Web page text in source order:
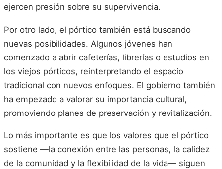
ejercen presión sobre su supervivencia.
Por otro lado, el pórtico también está buscando
nuevas posibilidades. Algunos jóvenes han
comenzado a abrir cafeterías, librerías o estudios en
los viejos pórticos, reinterpretando el espacio
tradicional con nuevos enfoques. El gobierno también
ha empezado a valorar su importancia cultural,
promoviendo planes de preservación y revitalización.
Lo más importante es que los valores que el pórtico
sostiene —la conexión entre las personas, la calidez
de la comunidad y la flexibilidad de la vida— siguen